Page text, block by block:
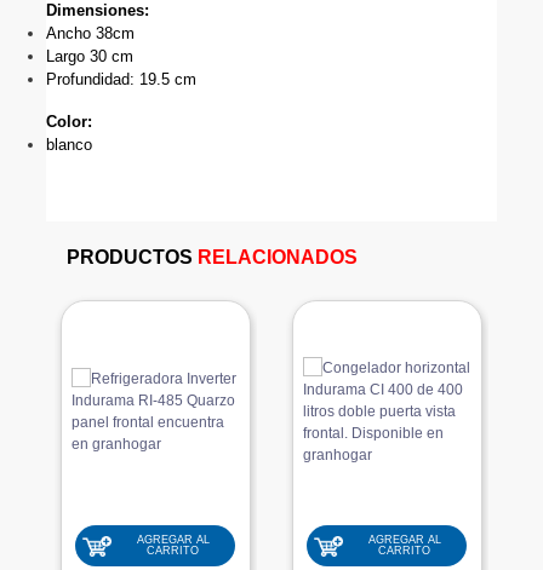
Dimensiones:
Ancho 38cm
Largo 30 cm
Profundidad: 19.5 cm
Color:
blanco
PRODUCTOS RELACIONADOS
AGREGAR AL
CARRITO
AGREGAR AL
CARRITO